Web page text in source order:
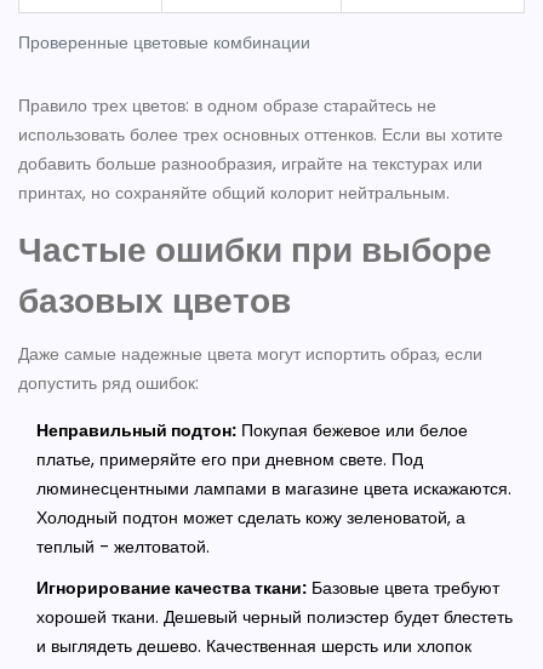
Проверенные цветовые комбинации
Правило трех цветов: в одном образе старайтесь не
использовать более трех основных оттенков. Если вы хотите
добавить больше разнообразия, играйте на текстурах или
принтах, но сохраняйте общий колорит нейтральным.
Частые ошибки при выборе
базовых цветов
Даже самые надежные цвета могут испортить образ, если
допустить ряд ошибок:
Неправильный подтон: Покупая бежевое или белое
платье, примеряйте его при дневном свете. Под
люминесцентными лампами в магазине цвета искажаются.
Холодный подтон может сделать кожу зеленоватой, а
теплый - желтоватой.
Игнорирование качества ткани: Базовые цвета требуют
хорошей ткани. Дешевый черный полиэстер будет блестеть
и выглядеть дешево. Качественная шерсть или хлопок